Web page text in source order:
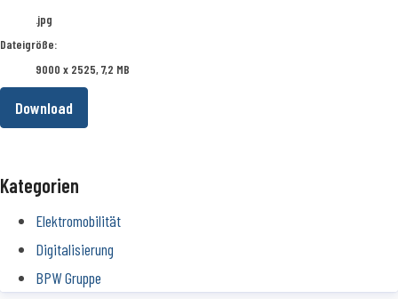
.jpg
Dateigröße:
9000 x 2525, 7,2 MB
Download
Kategorien
Elektromobilität
Digitalisierung
BPW Gruppe